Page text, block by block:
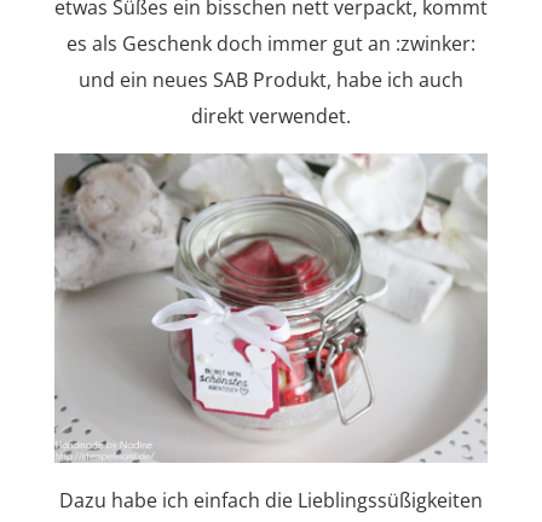
etwas Süßes ein bisschen nett verpackt, kommt
es als Geschenk doch immer gut an :zwinker:
und ein neues SAB Produkt, habe ich auch
direkt verwendet.
Dazu habe ich einfach die Lieblingssüßigkeiten